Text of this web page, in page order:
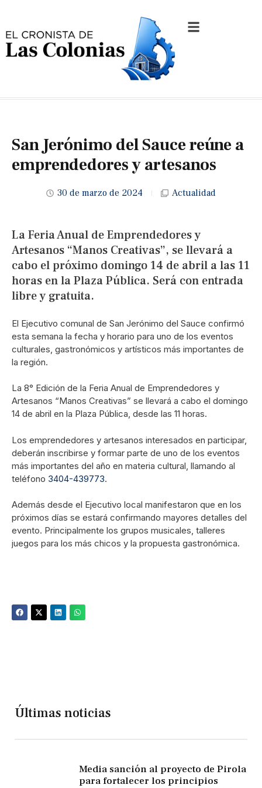
San Jerónimo del Sauce reúne a
emprendedores y artesanos
30 de marzo de 2024 Actualidad
La Feria Anual de Emprendedores y
Artesanos “Manos Creativas”, se llevará a
cabo el próximo domingo 14 de abril a las 11
horas en la Plaza Pública. Será con entrada
libre y gratuita.
El Ejecutivo comunal de San Jerónimo del Sauce confirmó
esta semana la fecha y horario para uno de los eventos
culturales, gastronómicos y artísticos más importantes de
la región.
La 8° Edición de la Feria Anual de Emprendedores y
Artesanos “Manos Creativas” se llevará a cabo el domingo
14 de abril en la Plaza Pública, desde las 11 horas.
Los emprendedores y artesanos interesados en participar,
deberán inscribirse y formar parte de uno de los eventos
más importantes del año en materia cultural, llamando al
teléfono 3404-439773.
Además desde el Ejecutivo local manifestaron que en los
próximos días se estará confirmando mayores detalles del
evento. Principalmente los grupos musicales, talleres
juegos para los más chicos y la propuesta gastronómica.
Últimas noticias
Media sanción al proyecto de Pirola
para fortalecer los principios